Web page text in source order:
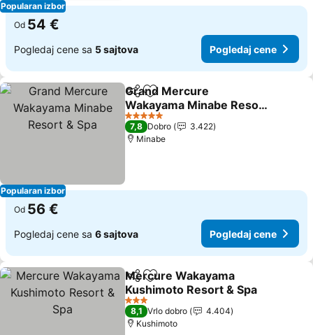
Popularan izbor
Od 54 €
Pogledaj cene sa 5 sajtova Pogledaj cene
Popularan izbor
Deli Dodati u favorite
Grand Mercure
Wakayama Minabe Resort
& Spa
5 Zvezdice
7,8 Dobro
3.422
Minabe
Od 56 €
Pogledaj cene sa 6 sajtova Pogledaj cene
Deli Dodati u favorite
Mercure Wakayama
Kushimoto Resort & Spa
3 Zvezdice
8,1 Vrlo dobro
4.404
Kushimoto